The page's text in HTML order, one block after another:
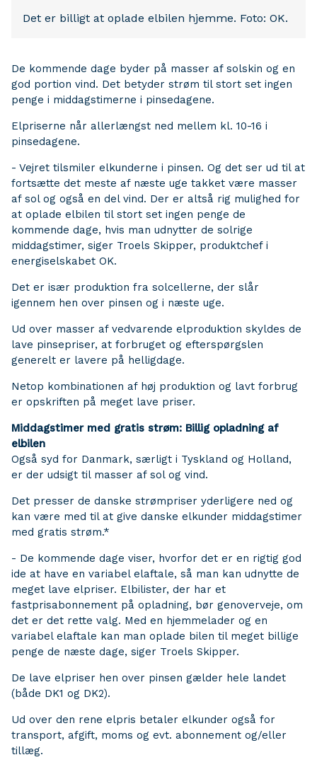
Det er billigt at oplade elbilen hjemme. Foto: OK.
De kommende dage byder på masser af solskin og en
god portion vind. Det betyder strøm til stort set ingen
penge i middagstimerne i pinsedagene.
Elpriserne når allerlængst ned mellem kl. 10-16 i
pinsedagene.
- Vejret tilsmiler elkunderne i pinsen. Og det ser ud til at
fortsætte det meste af næste uge takket være masser
af sol og også en del vind. Der er altså rig mulighed for
at oplade elbilen til stort set ingen penge de
kommende dage, hvis man udnytter de solrige
middagstimer, siger Troels Skipper, produktchef i
energiselskabet OK.
Det er især produktion fra solcellerne, der slår
igennem hen over pinsen og i næste uge.
Ud over masser af vedvarende elproduktion skyldes de
lave pinsepriser, at forbruget og efterspørgslen
generelt er lavere på helligdage.
Netop kombinationen af høj produktion og lavt forbrug
er opskriften på meget lave priser.
Middagstimer med gratis strøm: Billig opladning af
elbilen
Også syd for Danmark, særligt i Tyskland og Holland,
er der udsigt til masser af sol og vind.
Det presser de danske strømpriser yderligere ned og
kan være med til at give danske elkunder middagstimer
med gratis strøm.*
- De kommende dage viser, hvorfor det er en rigtig god
ide at have en variabel elaftale, så man kan udnytte de
meget lave elpriser. Elbilister, der har et
fastprisabonnement på opladning, bør genoverveje, om
det er det rette valg. Med en hjemmelader og en
variabel elaftale kan man oplade bilen til meget billige
penge de næste dage, siger Troels Skipper.
De lave elpriser hen over pinsen gælder hele landet
(både DK1 og DK2).
Ud over den rene elpris betaler elkunder også for
transport, afgift, moms og evt. abonnement og/eller
tillæg.